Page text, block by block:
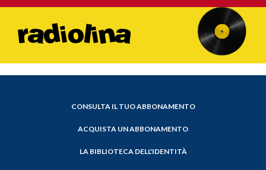
CONSULTA IL TUO ABBONAMENTO
ACQUISTA UN ABBONAMENTO
LA BIBLIOTECA DELL'IDENTITÀ